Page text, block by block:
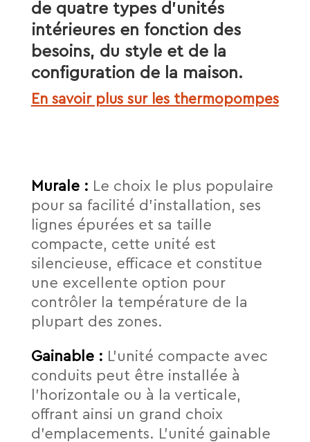
de quatre types d’unités
intérieures en fonction des
besoins, du style et de la
configuration de la maison.
En savoir plus sur les thermopompes
Murale : Le choix le plus populaire
pour sa facilité d’installation, ses
lignes épurées et sa taille
compacte, cette unité est
silencieuse, efficace et constitue
une excellente option pour
contrôler la température de la
plupart des zones.
Gainable : L’unité compacte avec
conduits peut être installée à
l’horizontale ou à la verticale,
offrant ainsi un grand choix
d’emplacements. L’unité gainable